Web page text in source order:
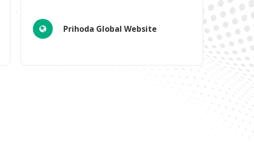
Prihoda Global Website